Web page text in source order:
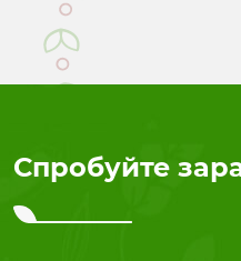
Спробуйте